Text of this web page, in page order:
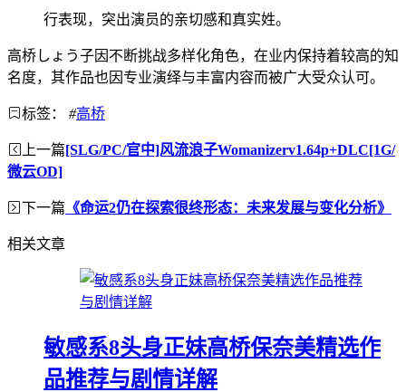
行表现，突出演员的亲切感和真实姓。
高桥しょう子因不断挑战多样化角色，在业内保持着较高的知
名度，其作品也因专业演绎与丰富内容而被广大受众认可。
标签： #高桥
上一篇[SLG/PC/官中]风流浪子Womanizerv1.64p+DLC[1G/
微云OD]
下一篇 《命运2仍在探索很终形态：未来发展与变化分析》
相关文章
敏感系8头身正妹高桥保奈美精选作
品推荐与剧情详解